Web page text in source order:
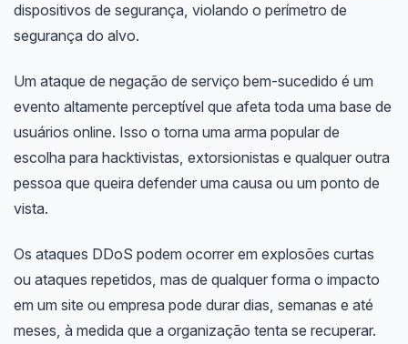
dispositivos de segurança, violando o perímetro de
segurança do alvo.
Um ataque de negação de serviço bem-sucedido é um
evento altamente perceptível que afeta toda uma base de
usuários online. Isso o torna uma arma popular de
escolha para hacktivistas, extorsionistas e qualquer outra
pessoa que queira defender uma causa ou um ponto de
vista.
Os ataques DDoS podem ocorrer em explosões curtas
ou ataques repetidos, mas de qualquer forma o impacto
em um site ou empresa pode durar dias, semanas e até
meses, à medida que a organização tenta se recuperar.